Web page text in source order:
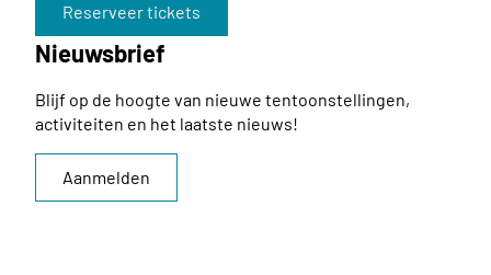
Reserveer tickets
Nieuwsbrief
Blijf op de hoogte van nieuwe tentoonstellingen,
activiteiten en het laatste nieuws!
Aanmelden